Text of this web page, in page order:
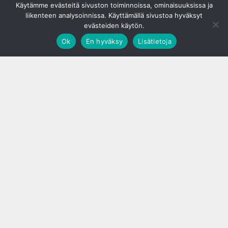
Käytämme evästeitä sivuston toiminnoissa, ominaisuuksissa ja
liikenteen analysoinnissa. Käyttämällä sivustoa hyväksyt
evästeiden käytön.
Ok
En hyväksy Lisätietoja